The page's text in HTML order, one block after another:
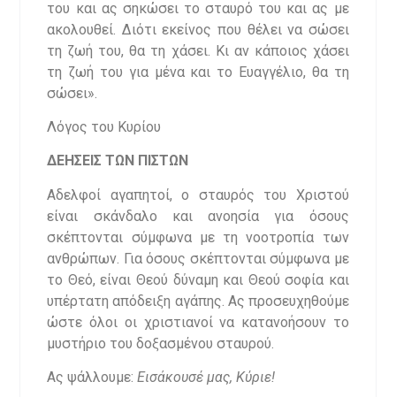
του και ας σηκώσει το σταυρό του και ας με
ακολουθεί. Διότι εκείνος που θέλει να σώσει
τη ζωή του, θα τη χάσει. Κι αν κάποιος χάσει
τη ζωή του για μένα και το Ευαγγέλιο, θα τη
σώσει».
Λόγος του Κυρίου
ΔΕΗΣΕΙΣ ΤΩΝ ΠΙΣΤΩΝ
Αδελφοί αγαπητοί, ο σταυρός του Χριστού
είναι σκάνδαλο και ανοησία για όσους
σκέπτονται σύμφωνα με τη νοοτροπία των
ανθρώπων. Για όσους σκέπτονται σύμφωνα με
το Θεό, είναι Θεού δύναμη και Θεού σοφία και
υπέρτατη απόδειξη αγάπης. Ας προσευχηθούμε
ώστε όλοι οι χριστιανοί να κατανοήσουν το
μυστήριο του δοξασμένου σταυρού.
Ας ψάλλουμε:Εισάκουσέ μας, Κύριε!